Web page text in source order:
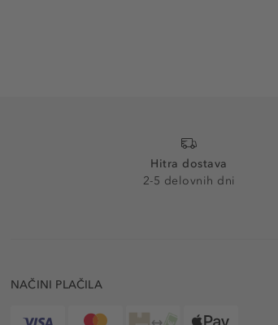
Hitra dostava
2-5 delovnih dni
NAČINI PLAČILA